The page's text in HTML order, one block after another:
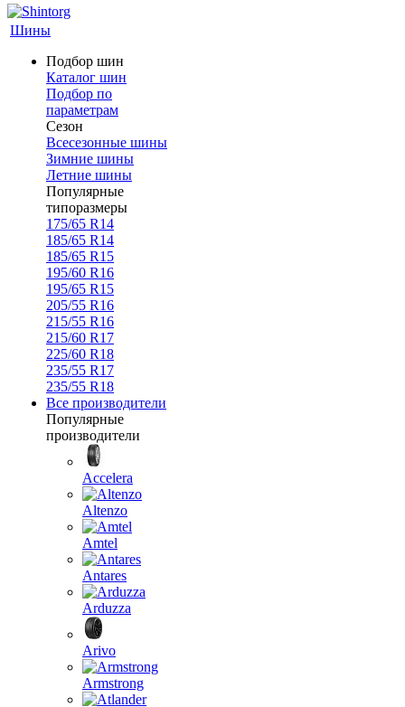
Шины
Подбор шин
Каталог шин
Подбор по
параметрам
Сезон
Всесезонные шины
Зимние шины
Летние шины
Популярные
типоразмеры
175/65 R14
185/65 R14
185/65 R15
195/60 R16
195/65 R15
205/55 R16
215/55 R16
215/60 R17
225/60 R18
235/55 R17
235/55 R18
Все производители
Популярные
производители
Accelera
Altenzo
Amtel
Antares
Arduzza
Arivo
Armstrong